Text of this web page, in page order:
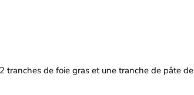
tranches de foie gras et une tranche de pâte de